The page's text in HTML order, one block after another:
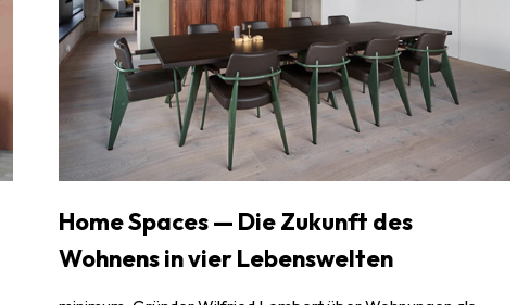
Home Spaces — Die Zukunft des
Wohnens in vier Lebenswelten